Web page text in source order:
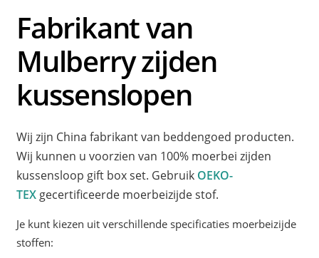
Fabrikant van
Mulberry zijden
kussenslopen
Wij zijn China fabrikant van beddengoed producten.
Wij kunnen u voorzien van 100% moerbei zijden
kussensloop gift box set. Gebruik OEKO-
TEX gecertificeerde moerbeizijde stof.
Je kunt kiezen uit verschillende specificaties moerbeizijde
stoffen: